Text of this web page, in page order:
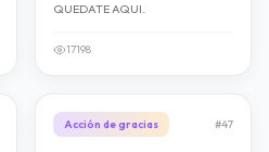
QUEDATE AQUI.
17198
Acción de gracias #47